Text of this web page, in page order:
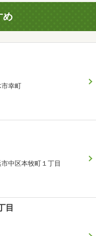
め
市幸町
中区本牧町１丁目
目